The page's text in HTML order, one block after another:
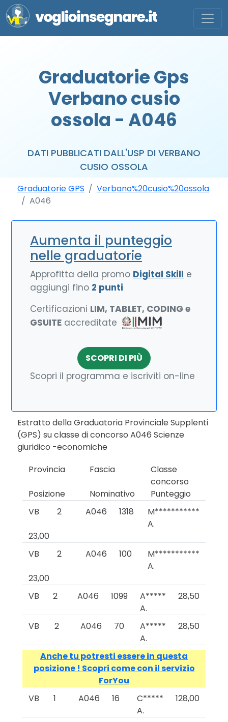
Graduatorie Gps
Verbano cusio
ossola - A046
DATI PUBBLICATI DALL'USP DI VERBANO
CUSIO OSSOLA
Graduatorie GPS
Verbano%20cusio%20ossola
A046
Aumenta il punteggio
nelle graduatorie
Approfitta della promo Digital Skill e
aggiungi fino 2 punti
Certificazioni LIM, TABLET, CODING e
GSUITE accreditate
SCOPRI DI PIÙ
Scopri il programma e iscriviti on-line
Estratto della Graduatoria Provinciale Supplenti
(GPS) su classe di concorso A046 Scienze
giuridico -economiche
Provincia
Fascia
Classe
concorso
Posizione
Nominativo
Punteggio
VB
2 A046 1318
M***********
A.
23,00
VB
2 A046 100
M***********
A.
23,00
VB
2 A046 1099
A*****
A.
28,50
VB 2 A046 70
A*****
A.
28,50
Anche tu potresti essere in questa
posizione ! Scopri come con il servizio
ForYou
VB
1 A046 16
C*****
A.
128,00